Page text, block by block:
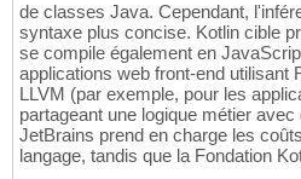
de classes Java. Cependant,
syntaxe plus concise. Kotlin cible
se compile également en
applications web front-end utilisant
LLVM (par exemple, pour les
partageant une logique métier
JetBrains prend en charge les
langage, tandis que la Fondation